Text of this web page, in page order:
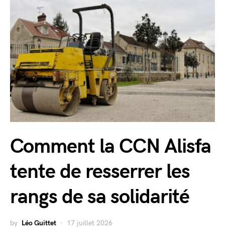
Comment la CCN Alisfa
tente de resserrer les
rangs de sa solidarité
by Léo Guittet 17 juillet 2026